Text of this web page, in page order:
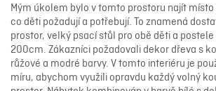
Mým úkolem bylo v tomto prostoru najít
co děti požadují a potřebují. To znamená
prostor, velký psací stůl pro obě děti a
200cm. Zákazníci požadovali dekor dřeva s
růžové a modré barvy. V tomto interiéru je
míru, abychom využili opravdu každý volný